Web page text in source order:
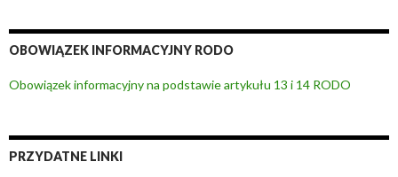
OBOWIĄZEK INFORMACYJNY RODO
Obowiązek informacyjny na podstawie artykułu 13 i 14 RODO
PRZYDATNE LINKI